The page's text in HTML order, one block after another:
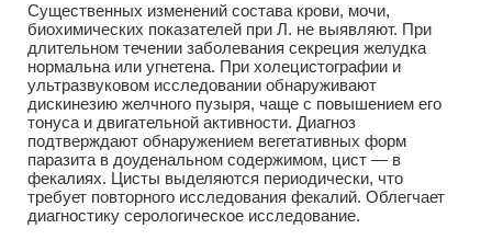
Существенных изменений состава крови, мочи,
биохимических показателей при Л. не выявляют. При
длительном течении заболевания секреция желудка
нормальна или угнетена. При холецистографии и
ультразвуковом исследовании обнаруживают
дискинезию желчного пузыря, чаще с повышением его
тонуса и двигательной активности. Диагноз
подтверждают обнаружением вегетативных форм
паразита в доуденальном содержимом, цист — в
фекалиях. Цисты выделяются периодически, что
требует повторного исследования фекалий. Облегчает
диагностику серологическое исследование.